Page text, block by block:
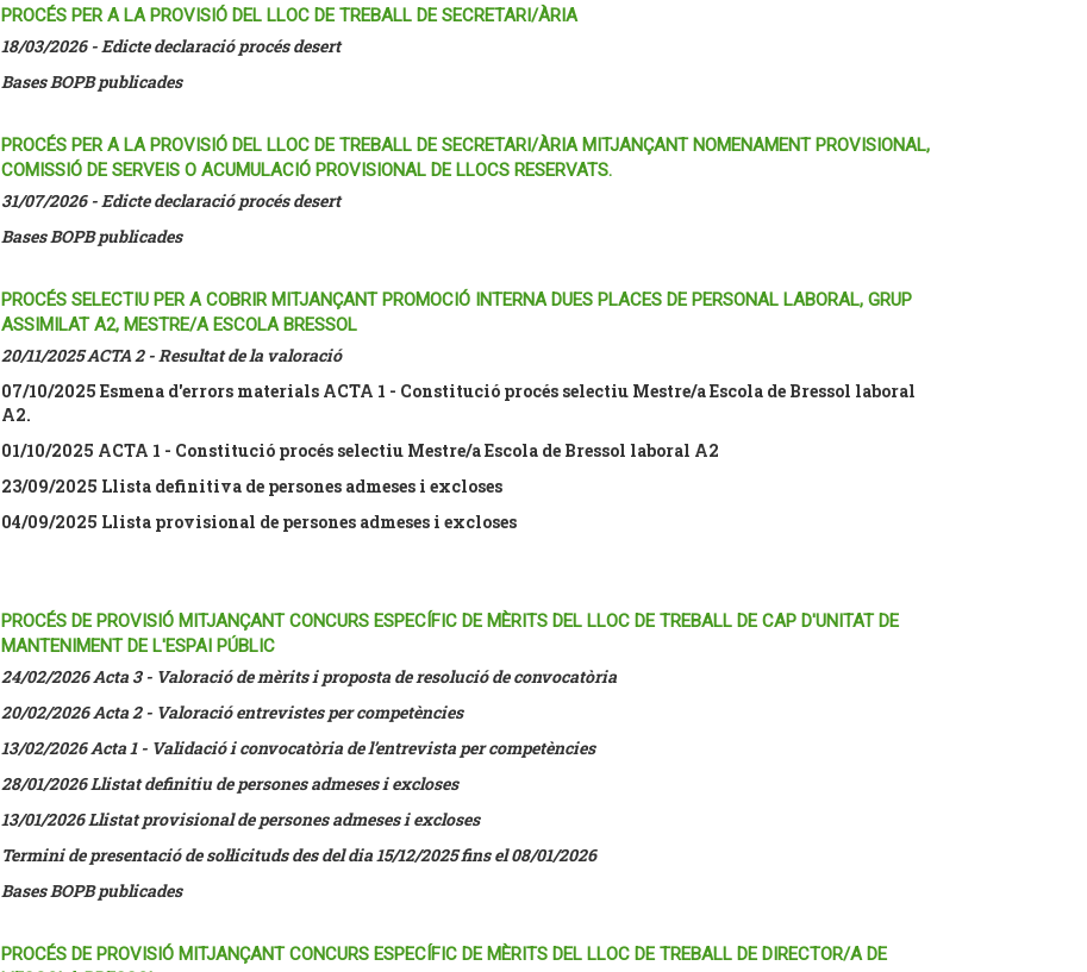
PROCÉS PER A LA PROVISIÓ DEL LLOC DE TREBALL DE SECRETARI/ÀRIA
18/03/2026 - Edicte declaració procés desert
Bases BOPB publicades
PROCÉS PER A LA PROVISIÓ DEL LLOC DE TREBALL DE SECRETARI/ÀRIA MITJANÇANT NOMENAMENT PROVISIONAL,
COMISSIÓ DE SERVEIS O ACUMULACIÓ PROVISIONAL DE LLOCS RESERVATS.
31/07/2026 - Edicte declaració procés desert
Bases BOPB publicades
PROCÉS SELECTIU PER A COBRIR MITJANÇANT PROMOCIÓ INTERNA DUES PLACES DE PERSONAL LABORAL, GRUP
ASSIMILAT A2, MESTRE/A ESCOLA BRESSOL
20/11/2025 ACTA 2 - Resultat de la valoració
07/10/2025 Esmena d'errors materials ACTA 1 - Constitució procés selectiu Mestre/a Escola de Bressol laboral
A2.
01/10/2025 ACTA 1 - Constitució procés selectiu Mestre/a Escola de Bressol laboral A2
23/09/2025 Llista definitiva de persones admeses i excloses
04/09/2025 Llista provisional de persones admeses i excloses
PROCÉS DE PROVISIÓ MITJANÇANT CONCURS ESPECÍFIC DE MÈRITS DEL LLOC DE TREBALL DE CAP D'UNITAT DE
MANTENIMENT DE L'ESPAI PÚBLIC
24/02/2026 Acta 3 - Valoració de mèrits i proposta de resolució de convocatòria
20/02/2026 Acta 2 - Valoració entrevistes per competències
13/02/2026 Acta 1 - Validació i convocatòria de l’entrevista per competències
28/01/2026 Llistat definitiu de persones admeses i excloses
13/01/2026 Llistat provisional de persones admeses i excloses
Termini de presentació de sol·licituds des del dia 15/12/2025 fins el 08/01/2026
Bases BOPB publicades
PROCÉS DE PROVISIÓ MITJANÇANT CONCURS ESPECÍFIC DE MÈRITS DEL LLOC DE TREBALL DE DIRECTOR/A DE